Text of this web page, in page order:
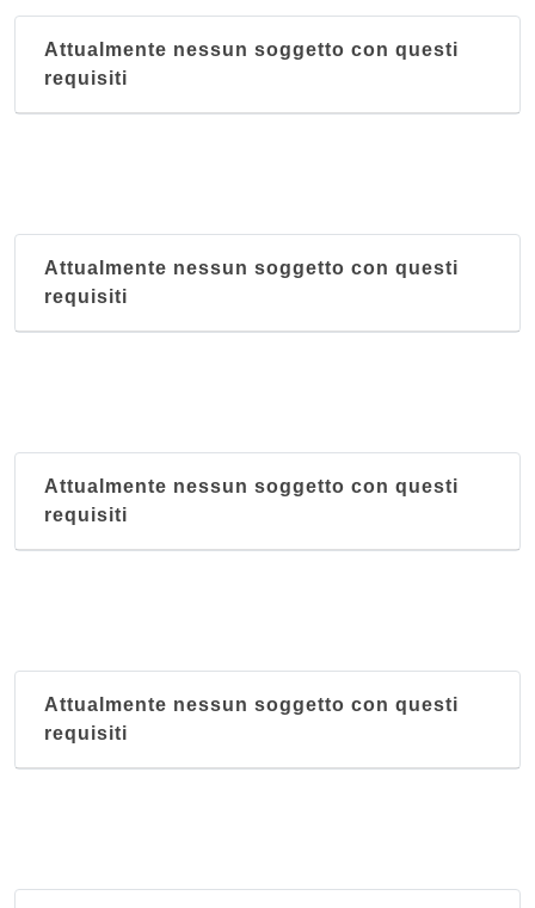
Attualmente nessun soggetto con questi
requisiti
Attualmente nessun soggetto con questi
requisiti
Attualmente nessun soggetto con questi
requisiti
Attualmente nessun soggetto con questi
requisiti